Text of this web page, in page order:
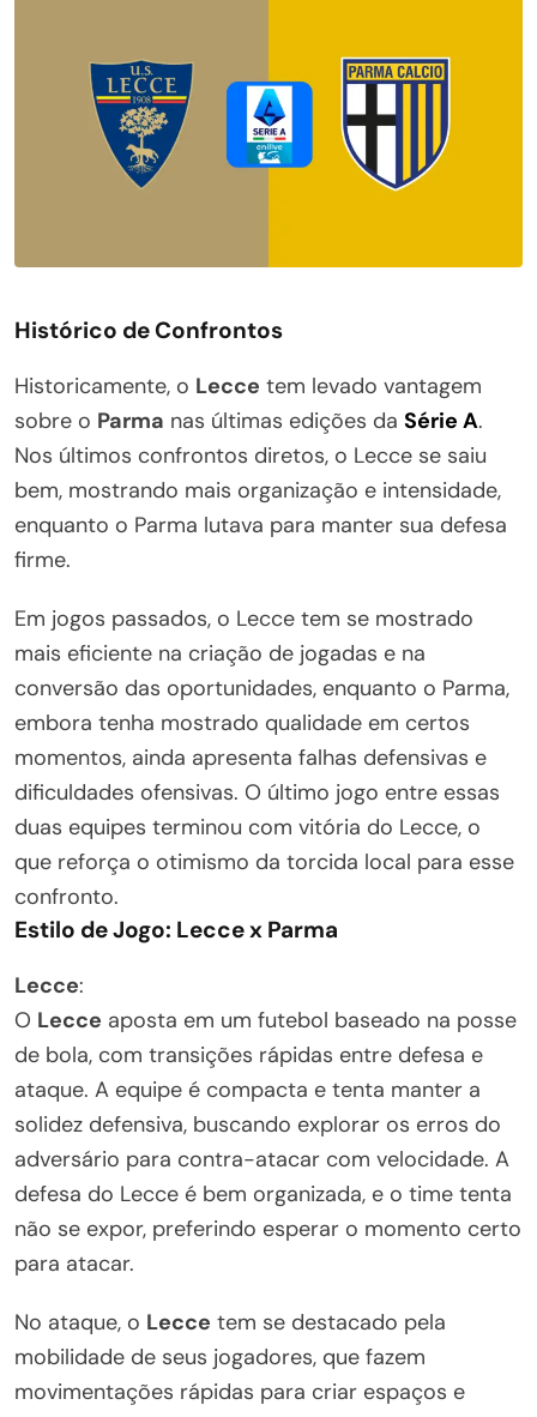
Histórico de Confrontos
Historicamente, o Lecce tem levado vantagem
sobre o Parma nas últimas edições da Série A.
Nos últimos confrontos diretos, o Lecce se saiu
bem, mostrando mais organização e intensidade,
enquanto o Parma lutava para manter sua defesa
firme.
Em jogos passados, o Lecce tem se mostrado
mais eficiente na criação de jogadas e na
conversão das oportunidades, enquanto o Parma,
embora tenha mostrado qualidade em certos
momentos, ainda apresenta falhas defensivas e
dificuldades ofensivas. O último jogo entre essas
duas equipes terminou com vitória do Lecce, o
que reforça o otimismo da torcida local para esse
confronto.
Estilo de Jogo: Lecce x Parma
Lecce:
O Lecce aposta em um futebol baseado na posse
de bola, com transições rápidas entre defesa e
ataque. A equipe é compacta e tenta manter a
solidez defensiva, buscando explorar os erros do
adversário para contra-atacar com velocidade. A
defesa do Lecce é bem organizada, e o time tenta
não se expor, preferindo esperar o momento certo
para atacar.
No ataque, o Lecce tem se destacado pela
mobilidade de seus jogadores, que fazem
movimentações rápidas para criar espaços e